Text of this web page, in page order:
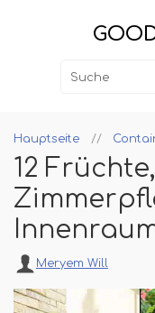
Hauptseite
12
Meryem Will